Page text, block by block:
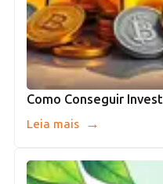
Como Conseguir
Leia mais →